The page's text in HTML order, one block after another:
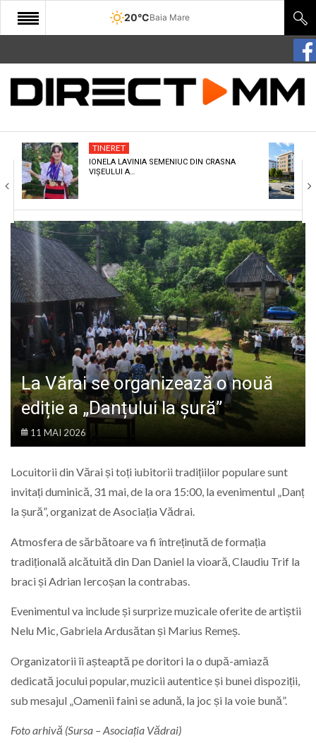
20°CBaia Mare
START
COMUNITATE
CULTURA
ECONOMIE
SANATATE
SPORT
SPECIAL
POLITIC
LIFE
TINERET
IONELA LAVINIA SEMENIUC DIN CRASNA
VIȘEULUI A…
La Vărai se organizează o nouă
ediție a „Danțului la șură”
11 MAI 2026
Locuitorii din Vărai și toți iubitorii tradițiilor populare sunt
invitați duminică, 31 mai, de la ora 15:00, la evenimentul „Danț
la șură”, organizat de Asociația Vădrai.
Atmosfera de sărbătoare va fi întreținută de formația
tradițională alcătuită din Dan Daniel la vioară, Claudiu Trif la
braci și Adrian Iercoșan la contrabas.
Evenimentul va include și surprize muzicale oferite de artiștii
Nelu Mic, Gabriela Ardusătan și Marius Remeș.
Organizatorii îi așteaptă pe doritori la o după-amiază
dedicată jocului popular, muzicii autentice și bunei dispoziții,
sub mesajul „Oamenii faini se adună, la joc și la voie bună”.
Foto arhivă (Sursa – Asociația Vădrai)